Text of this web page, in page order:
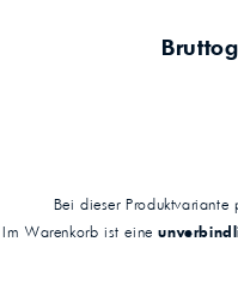
Bei dieser
Im Warenkorb ist eine